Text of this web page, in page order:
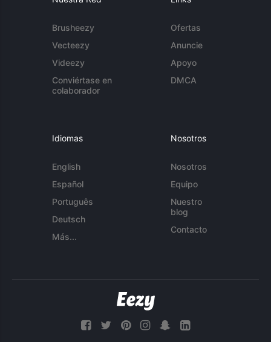
Brusheezy
Vecteezy
Videezy
Conviértase en
colaborador
Ofertas
Anuncie
Apoyo
DMCA
Idiomas
English
Español
Português
Deutsch
Más...
Nosotros
Nosotros
Equipo
Nuestro
blog
Contacto